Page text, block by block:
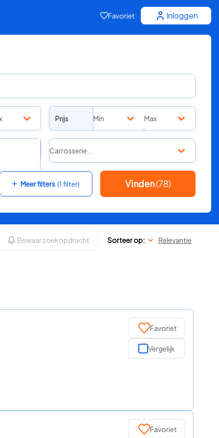
Favoriet Inloggen
Prijs Min Max
Carrosserie…
Meer filters (1 filter) Vinden(78)
Bewaar zoekopdracht Sorteer op: Relevantie
Favoriet
Vergelijk
Favoriet